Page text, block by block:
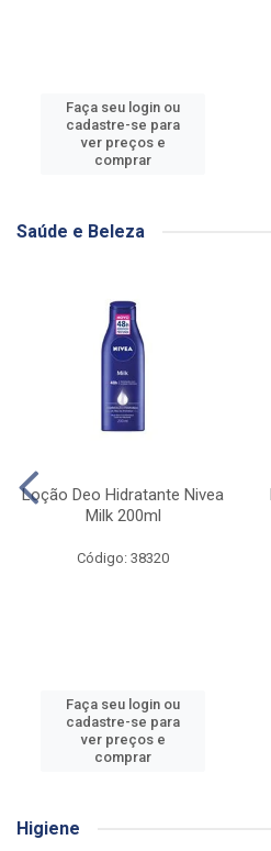
Faça seu login ou
cadastre-se para
ver preços e
comprar
Saúde e Beleza
Loção Deo Hidratante Nivea
Milk 200ml
Código: 38320
Faça seu login ou
cadastre-se para
ver preços e
comprar
Higiene